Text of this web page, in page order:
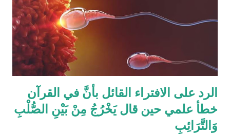
افتراض تفصيل آيات القرآن الكريم لكل الحالات التي فيها تراكيب
مختلفة من الوارثين، وإلِّا لصار القرآن مُجَلَّدات من الحسابات
الرد على الافتراء القائل بأنَّ في القرآن
خطأ علمي حين قال يَخْرُجُ مِنْ بَيْنِ الصُّلْبِ
وَالتَّرَائِبِ